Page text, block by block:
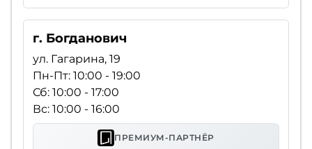
г. Богданович
ул. Гагарина, 19
Пн-Пт: 10:00 - 19:00
Сб: 10:00 - 17:00
Вс: 10:00 - 16:00
ПРЕМИУМ-ПАРТНЁР